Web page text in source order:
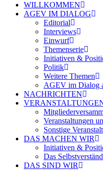
WILLKOMMEN
AGEV IM DIALOG
Editorial
Interviews
Einwurf
Themenserie
Initiativen &
Politik
Weitere Themen
AGEV im Dialog
NACHRICHTEN
Veranstaltungen
Sonstige
DAS MACHEN WIR
Initiativen &
Das
DAS SIND WIR